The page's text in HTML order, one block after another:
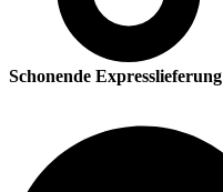
Schonende Expresslieferung